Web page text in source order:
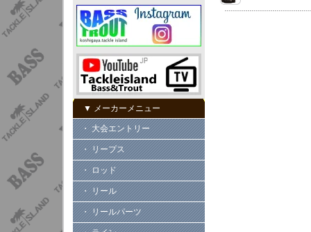
▼ メーカーメニュー
・ 大会エントリー
・ リープス
・ ロッド
・ リール
・ リールパーツ